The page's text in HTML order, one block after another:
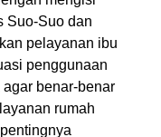
Suo-Suo dan
pelayanan ibu
penggunaan
benar-benar
rumah